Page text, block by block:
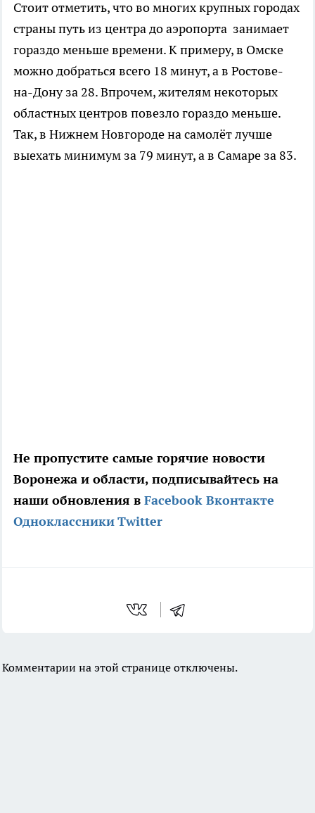
Стоит отметить, что во многих крупных городах
страны путь из центра до аэропорта занимает
гораздо меньше времени. К примеру, в Омске
можно добраться всего 18 минут, а в Ростове-
на-Дону за 28. Впрочем, жителям некоторых
областных центров повезло гораздо меньше.
Так, в Нижнем Новгороде на самолёт лучше
выехать минимум за 79 минут, а в Самаре за 83.
Не пропустите самые горячие новости
Воронежа и области, подписывайтесь на
наши обновления в Facebook Вконтакте
ОдноклассникиTwitter
Комментарии на этой странице отключены.